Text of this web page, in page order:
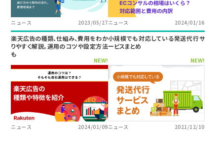
ニュース 2023/05/27ニュース 2024/01/16
楽天広告の種類、仕組み、費用をわか
りやすく解説。運用のコツや設定方法
も
NEW!
ニュース 2024/01/09
小規模でも対応している発送代行サ
ービスまとめ
NEW!
ニュース 2021/12/10